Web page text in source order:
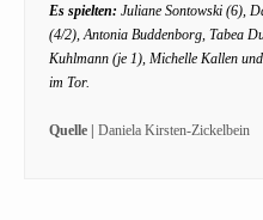
Es spielten: Juliane Sontowski (6),
(4/2), Antonia Buddenborg, Tabea
Kuhlmann (je 1), Michelle Kallen
im Tor.
Quelle | Daniela Kirsten-Zickelbein